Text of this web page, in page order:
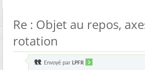
Re : Objet au repos,
rotation
Envoyé par LPFR